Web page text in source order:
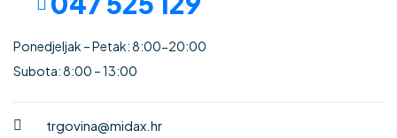
Ponedjeljak – Petak: 8:00-20:00
Subota: 8:00 – 13:00
trgovina@midax.hr